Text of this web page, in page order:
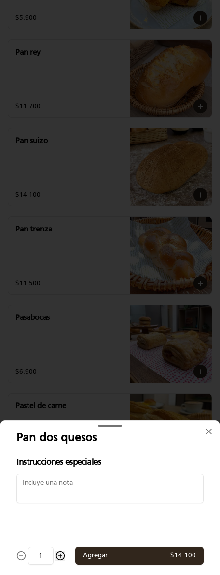
$5.900
Pan rey
$11.700
Pan suizo
$14.100
Pan trenza
$11.500
Pasabocas
$6.900
Pastel de carne
$6.900
$6.900
Pan dos quesos
Instrucciones especiales
Agregar $14.100